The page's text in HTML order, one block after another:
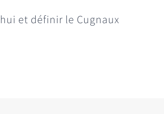
et définir le Cugnaux